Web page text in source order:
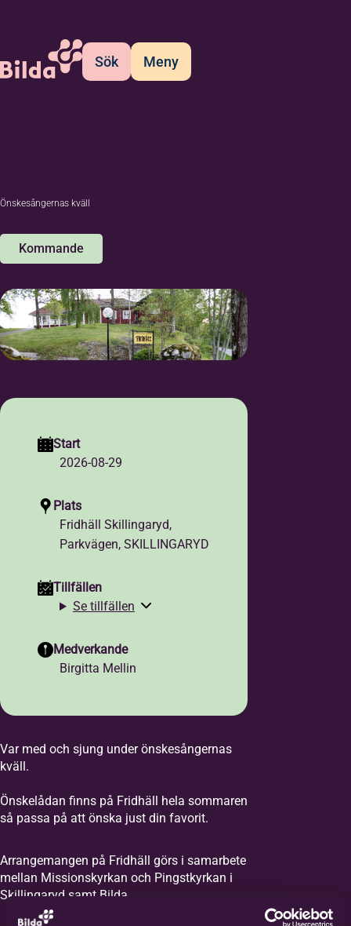
Sök Meny
Önskesångernas kväll
Kommande
Start
2026-08-29
Plats
Fridhäll Skillingaryd,
Parkvägen, SKILLINGARYD
Tillfällen
Se tillfällen
Medverkande
Birgitta Mellin
Var med och sjung under önskesångernas
kväll.
Önskelådan finns på Fridhäll hela sommaren
så passa på att önska just din favorit.
Arrangemangen på Fridhäll görs i samarbete
mellan Missionskyrkan och Pingstkyrkan i
Skillingaryd samt Bilda.